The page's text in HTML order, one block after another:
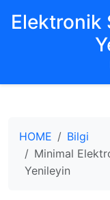
Elektronik
HOME
Bilgi
Minimal
Yenileyin